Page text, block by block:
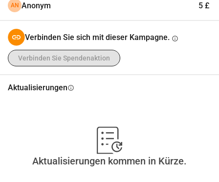
AN Anonym 5 £
Verbinden Sie sich mit dieser Kampagne. info
Verbinden Sie Spendenaktion
Aktualisierungeninfo
Aktualisierungen kommen in Kürze.